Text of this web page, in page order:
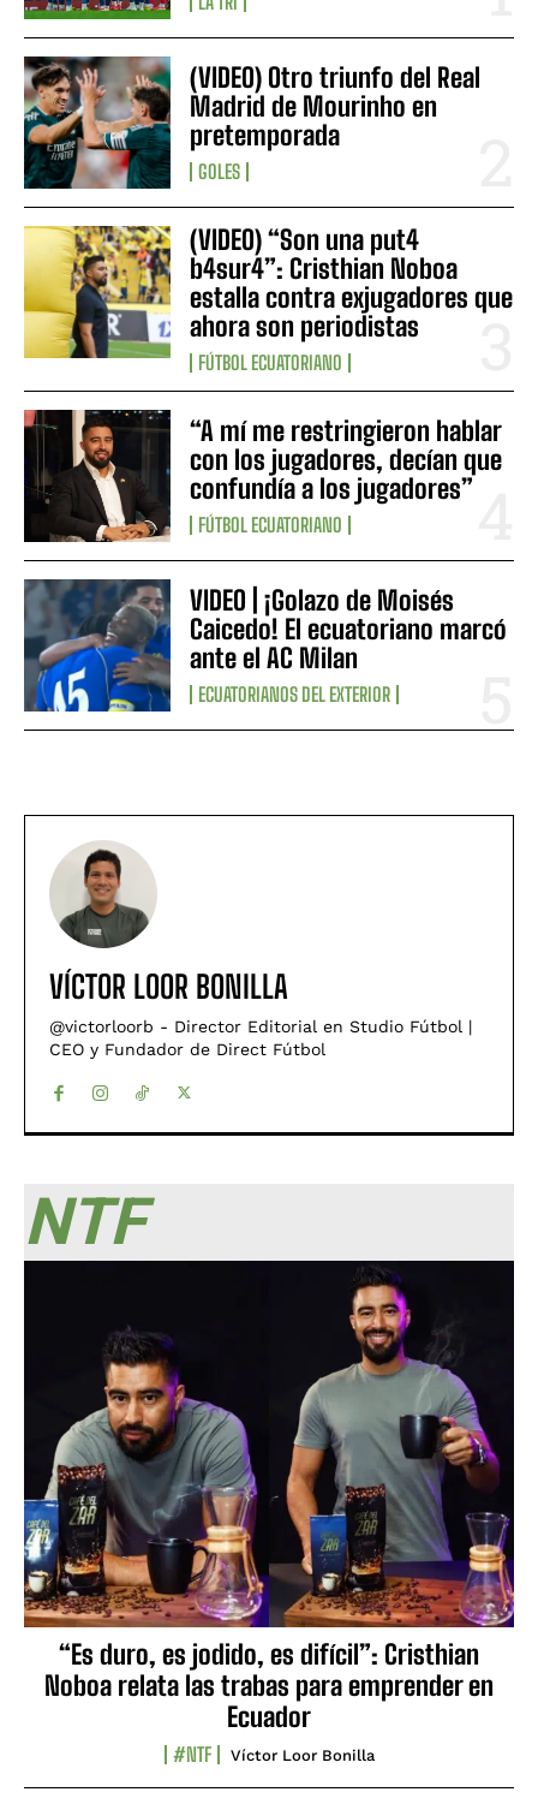
(VIDEO) Otro triunfo del Real
Madrid de Mourinho en
pretemporada
GOLES
(VIDEO) “Son una put4
b4sur4”: Cristhian Noboa
estalla contra exjugadores que
ahora son periodistas
FÚTBOL ECUATORIANO
“A mí me restringieron hablar
con los jugadores, decían que
confundía a los jugadores”
FÚTBOL ECUATORIANO
VIDEO | ¡Golazo de Moisés
Caicedo! El ecuatoriano marcó
ante el AC Milan
ECUATORIANOS DEL EXTERIOR
VÍCTOR LOOR BONILLA
@victorloorb - Director Editorial en Studio Fútbol |
CEO y Fundador de Direct Fútbol
NTF
“Es duro, es jodido, es difícil”: Cristhian
Noboa relata las trabas para emprender en
Ecuador
#NTF Víctor Loor Bonilla